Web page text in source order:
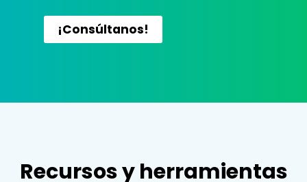
¡Consúltanos!
Recursos y herramientas